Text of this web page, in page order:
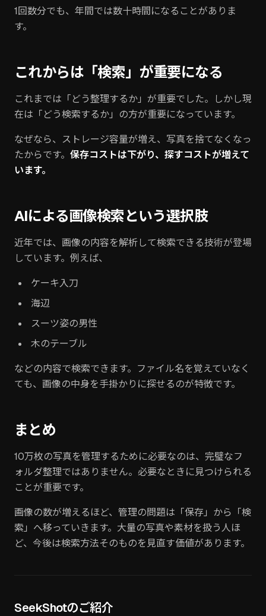
1回数分でも、年間では数十時間になることがありま
す。
これからは「検索」が重要になる
これまでは「どう整理するか」が重要でした。しかし現
在は「どう検索するか」の方が重要になっています。
なぜなら、ストレージ容量が増え、写真を捨てなくなっ
たからです。 保存コストは下がり、探すコストが増えて
います。
AIによる画像検索という選択肢
近年では、画像の内容を解析して検索できる技術が登場
しています。例えば、
ケーキ入刀
海辺
スーツ姿の男性
木のテーブル
などの内容で検索できます。ファイル名を覚えていなく
ても、画像の中身を手掛かりに探せるのが特徴です。
まとめ
10万枚の写真を管理するために必要なのは、完璧なフ
ォルダ整理ではありません。必要なときに見つけられる
ことが重要です。
画像の数が増えるほど、管理の問題は「保存」から「検
索」へ移っていきます。大量の写真や素材を扱う人ほ
ど、今後は検索方法そのものを見直す価値があります。
SeekShotのご紹介